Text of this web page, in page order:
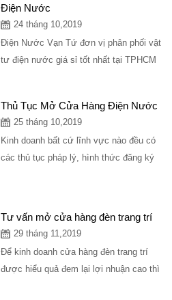
Điện Nước
24 tháng 10,2019
Điện Nước Vạn Tứ đơn vị phân phối vật
tư điện nước giá sỉ tốt nhất tại TPHCM
Thủ Tục Mở Cửa Hàng Điện Nước
25 tháng 10,2019
Kinh doanh bất cứ lĩnh vực nào đều có
các thủ tục pháp lý, hình thức đăng ký
Tư vấn mở cửa hàng đèn trang trí
29 tháng 11,2019
Để kinh doanh cửa hàng đèn trang trí
được hiểu quả đem lại lợi nhuận cao thì